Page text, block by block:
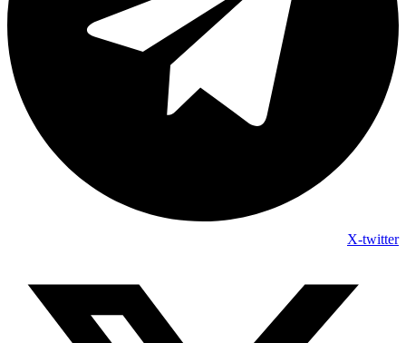
X-twitter